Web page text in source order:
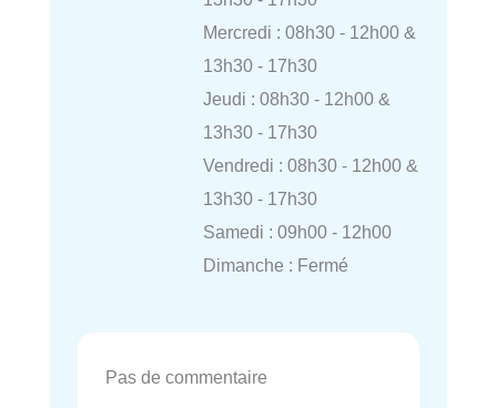
Mercredi : 08h30 - 12h00 &
13h30 - 17h30
Jeudi : 08h30 - 12h00 &
13h30 - 17h30
Vendredi : 08h30 - 12h00 &
13h30 - 17h30
Samedi : 09h00 - 12h00
Dimanche : Fermé
Pas de commentaire